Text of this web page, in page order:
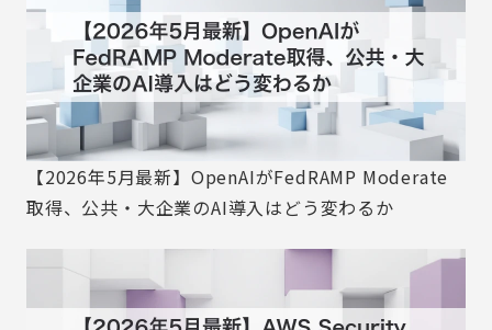
【2026年5月最新】OpenAIがFedRAMP Moderate
取得、公共・大企業のAI導入はどう変わるか